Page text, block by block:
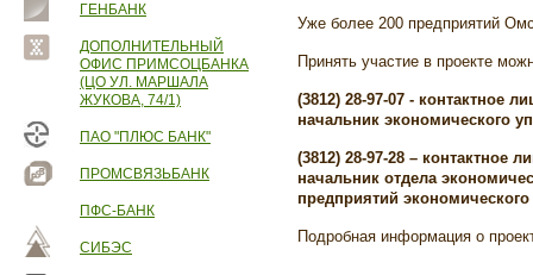
ГЕНБАНК
ДОПОЛНИТЕЛЬНЫЙ
ОФИС ПРИМСОЦБАНКА
(ЦО УЛ. МАРШАЛА
ЖУКОВА, 74/1)
ПАО "ПЛЮС БАНК"
ПРОМСВЯЗЬБАНК
ПФС-БАНК
СИБЭС
Уже более 200 предприятий
Принять участие в проекте
(3812) 28-97-07 - контактное
начальник экономического
(3812) 28-97-28 – контактное
начальник отдела
предприятий
Подробная информация о